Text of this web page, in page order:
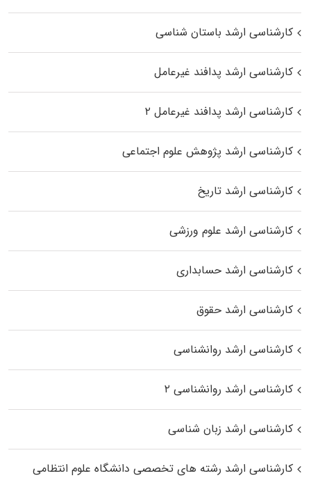
کارشناسی ارشد باستان شناسی
کارشناسی ارشد پدافند غیرعامل
کارشناسی ارشد پدافند غیرعامل ۲
کارشناسی ارشد پژوهش علوم اجتماعی
کارشناسی ارشد تاریخ
کارشناسی ارشد علوم ورزشی
کارشناسی ارشد حسابداری
کارشناسی ارشد حقوق
کارشناسی ارشد روانشناسی
کارشناسی ارشد روانشناسی ۲
کارشناسی ارشد زبان شناسی
کارشناسی ارشد رﺷﺘﻪ ﻫﺎی تخصصی داﻧﺸﮕﺎه ﻋﻠﻮم انتظامی